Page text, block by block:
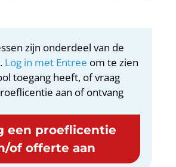
zijn onderdeel van de
Log in met Entree om te zien
toegang heeft, of vraag
aan of ontvang
een proeflicentie
of offerte aan